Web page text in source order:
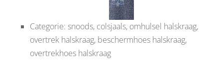
Categorie: snoods, colsjaals, omhulsel halskraag,
overtrek halskraag, beschermhoes halskraag,
overtrekhoes halskraag